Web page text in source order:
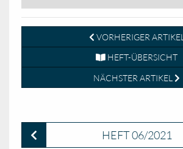
VORHERIGER ARTIKEL
HEFT-ÜBERSICHT
NÄCHSTER ARTIKEL
HEFT 06/2021